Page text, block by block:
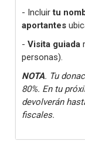
- Incluirtu
aportantes
- Visita guiada
personas).
NOTA. Tu
80%. En tu
devolverán
fiscales.